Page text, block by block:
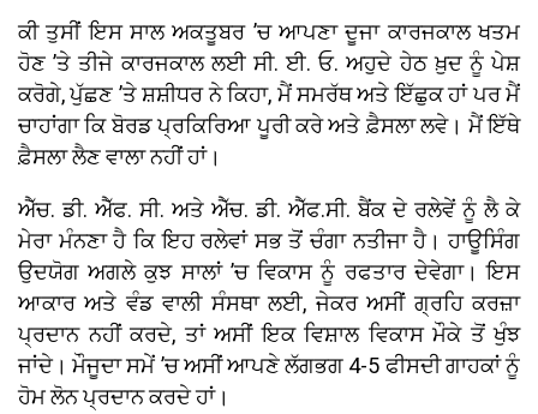
ਕੀ ਤੁਸੀਂ ਇਸ ਸਾਲ ਅਕਤੂਬਰ ’ਚ ਆਪਣਾ ਦੂਜਾ ਕਾਰਜਕਾਲ ਖਤਮ
ਹੋਣ ’ਤੇ ਤੀਜੇ ਕਾਰਜਕਾਲ ਲਈ ਸੀ. ਈ. ਓ. ਅਹੁਦੇ ਹੇਠ ਖ਼ੁਦ ਨੂੰ ਪੇਸ਼
ਕਰੋਗੇ, ਪੁੱਛਣ ’ਤੇ ਸ਼ਸ਼ੀਧਰ ਨੇ ਕਿਹਾ, ਮੈਂ ਸਮਰੱਥ ਅਤੇ ਇੱਛੁਕ ਹਾਂ ਪਰ ਮੈਂ
ਚਾਹਾਂਗਾ ਕਿ ਬੋਰਡ ਪ੍ਰਕਿਰਿਆ ਪੂਰੀ ਕਰੇ ਅਤੇ ਫ਼ੈਸਲਾ ਲਵੇ। ਮੈਂ ਇੱਥੇ
ਫ਼ੈਸਲਾ ਲੈਣ ਵਾਲਾ ਨਹੀਂ ਹਾਂ।
ਐੱਚ. ਡੀ. ਐੱਫ. ਸੀ. ਅਤੇ ਐੱਚ. ਡੀ. ਐੱਫ.ਸੀ. ਬੈਂਕ ਦੇ ਰਲੇਵੇਂ ਨੂੰ ਲੈ ਕੇ
ਮੇਰਾ ਮੰਨਣਾ ਹੈ ਕਿ ਇਹ ਰਲੇਵਾਂ ਸਭ ਤੋਂ ਚੰਗਾ ਨਤੀਜਾ ਹੈ। ਹਾਊਸਿੰਗ
ਉਦਯੋਗ ਅਗਲੇ ਕੁਝ ਸਾਲਾਂ ’ਚ ਵਿਕਾਸ ਨੂੰ ਰਫਤਾਰ ਦੇਵੇਗਾ। ਇਸ
ਆਕਾਰ ਅਤੇ ਵੰਡ ਵਾਲੀ ਸੰਸਥਾ ਲਈ, ਜੇਕਰ ਅਸੀਂ ਗ੍ਰਹਿ ਕਰਜ਼ਾ
ਪ੍ਰਦਾਨ ਨਹੀਂ ਕਰਦੇ, ਤਾਂ ਅਸੀਂ ਇਕ ਵਿਸ਼ਾਲ ਵਿਕਾਸ ਮੌਕੇ ਤੋਂ ਖੁੰਝ
ਜਾਂਦੇ। ਮੌਜੂਦਾ ਸਮੇਂ ’ਚ ਅਸੀਂ ਆਪਣੇ ਲੱਗਭਗ 4-5 ਫੀਸਦੀ ਗਾਹਕਾਂ ਨੂੰ
ਹੋਮ ਲੋਨ ਪ੍ਰਦਾਨ ਕਰਦੇ ਹਾਂ।